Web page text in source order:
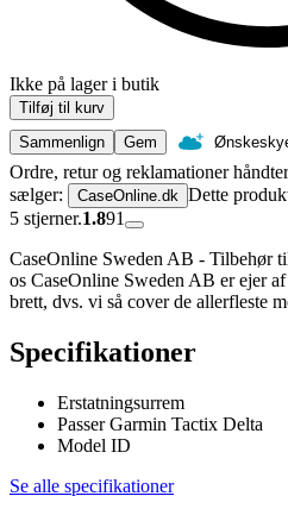
Ikke på lager i butik
Tilføj til kurv
Sammenlign
Gem
Ordre, retur og reklamationer
sælger:
CaseOnline.dk Dette
5 stjerner.1.891
CaseOnline Sweden AB - Tilbehør
os CaseOnline Sweden AB er ejer
brett, dvs. vi så cover de allerfleste
Specifikationer
Erstatningsurrem
Passer Garmin Tactix Delta
Model ID
Se alle specifikationer